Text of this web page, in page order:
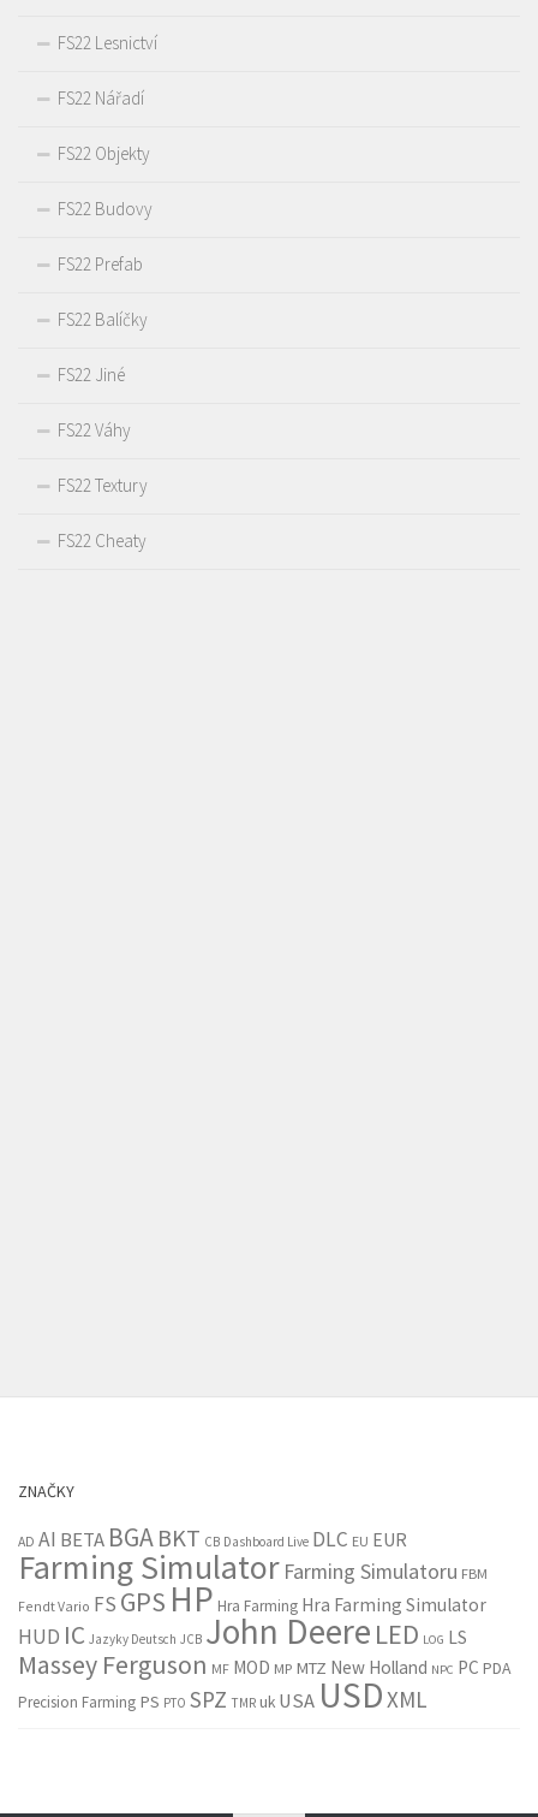
FS22 Lesnictví
FS22 Nářadí
FS22 Objekty
FS22 Budovy
FS22 Prefab
FS22 Balíčky
FS22 Jiné
FS22 Váhy
FS22 Textury
FS22 Cheaty
ZNAČKY
AD AI BETA BGABKT CB Dashboard Live DLC EU EUR
Farming Simulator Farming Simulatoru FBM
Fendt Vario FS GPS HP Hra Farming Hra Farming Simulator
HUD IC Jazyky Deutsch JCB John Deere LED LOG LS
Massey Ferguson MF MOD MP MTZ New Holland NPC PC PDA
Precision Farming PS PTO SPZ TMR uk USA USDXML